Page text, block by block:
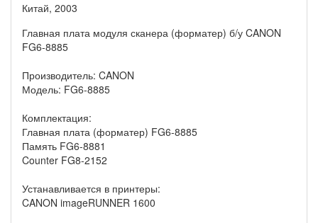
Китай, 2003
Главная плата модуля сканера (форматер) б/у CANON
FG6-8885
Производитель: CANON
Модель: FG6-8885
Комплектация:
Главная плата (форматер) FG6-8885
Память FG6-8881
Counter FG8-2152
Устанавливается в принтеры:
CANON imageRUNNER 1600